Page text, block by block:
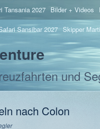
Tansania 2027 Bilder + Videos
Sansibar 2027 Skipper
und
nach Colon